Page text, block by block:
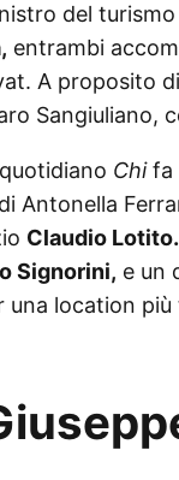
del turismo
entrambi
A proposito
Sangiuliano,
Chifa
Antonella
Claudio Lotito.
Signorini, e un
location